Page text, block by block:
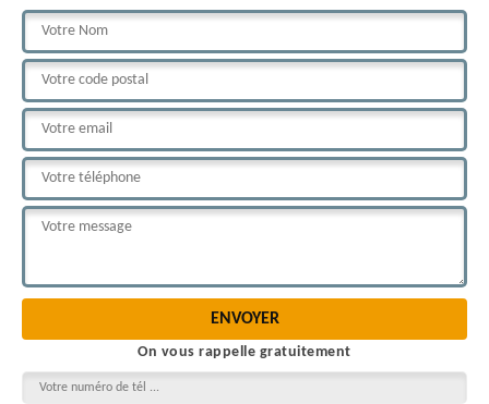
On vous rappelle gratuitement